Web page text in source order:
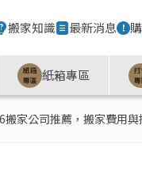
搬家知識 最新消息
紙箱專區
搬家公司推薦，搬家費用